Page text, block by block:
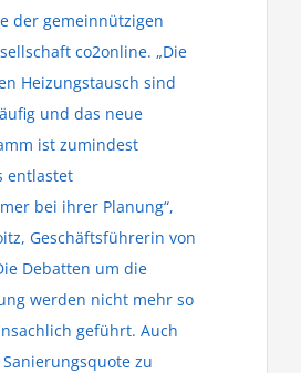
der gemeinnützigen
co2online. „Die
Heizungstausch sind
und das neue
ist zumindest
entlastet
bei ihrer Planung“,
Geschäftsführerin von
Debatten um die
werden nicht mehr so
geführt. Auch
zu